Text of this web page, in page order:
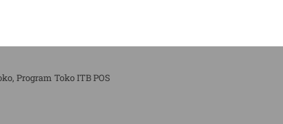
Program Toko ITB POS